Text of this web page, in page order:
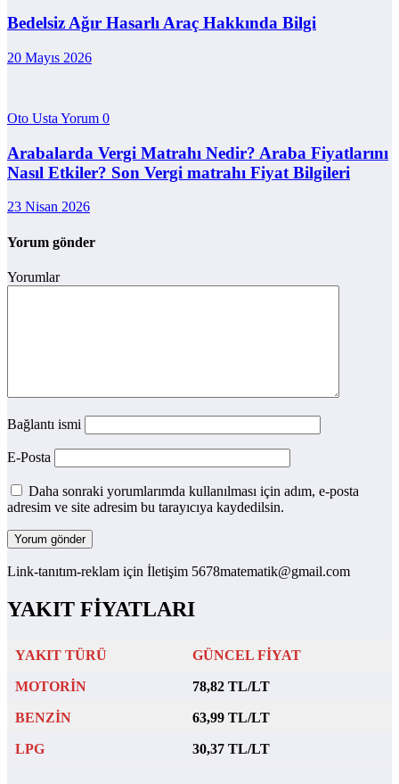
Bedelsiz Ağır Hasarlı Araç Hakkında Bilgi
20 Mayıs 2026
Oto Usta Yorum 0
Arabalarda Vergi Matrahı Nedir? Araba Fiyatlarını
Nasıl Etkiler? Son Vergi matrahı Fiyat Bilgileri
23 Nisan 2026
Yorum gönder
Yorumlar
Bağlantı ismi
E-Posta
Daha sonraki yorumlarımda kullanılması için adım, e-posta
adresim ve site adresim bu tarayıcıya kaydedilsin.
Link-tanıtım-reklam için İletişim 5678matematik@gmail.com
YAKIT FİYATLARI
YAKIT TÜRÜ GÜNCEL FİYAT
MOTORİN 78,82 TL/LT
BENZİN 63,99 TL/LT
LPG 30,37 TL/LT